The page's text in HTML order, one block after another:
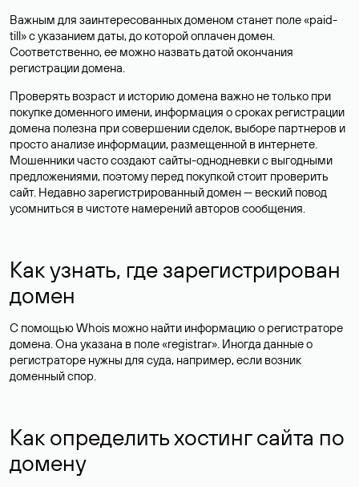
Важным для заинтересованных доменом станет поле «paid-
till» с указанием даты, до которой оплачен домен.
Соответственно, ее можно назвать датой окончания
регистрации домена.
Проверять возраст и историю домена важно не только при
покупке доменного имени, информация о сроках регистрации
домена полезна при совершении сделок, выборе партнеров и
просто анализе информации, размещенной в интернете.
Мошенники часто создают сайты-однодневки с выгодными
предложениями, поэтому перед покупкой стоит проверить
сайт. Недавно зарегистрированный домен — веский повод
усомниться в чистоте намерений авторов сообщения.
Как узнать, где зарегистрирован
домен
С помощью Whois можно найти информацию о регистраторе
домена. Она указана в поле «registrar». Иногда данные о
регистраторе нужны для суда, например, если возник
доменный спор.
Как определить хостинг сайта по
домену